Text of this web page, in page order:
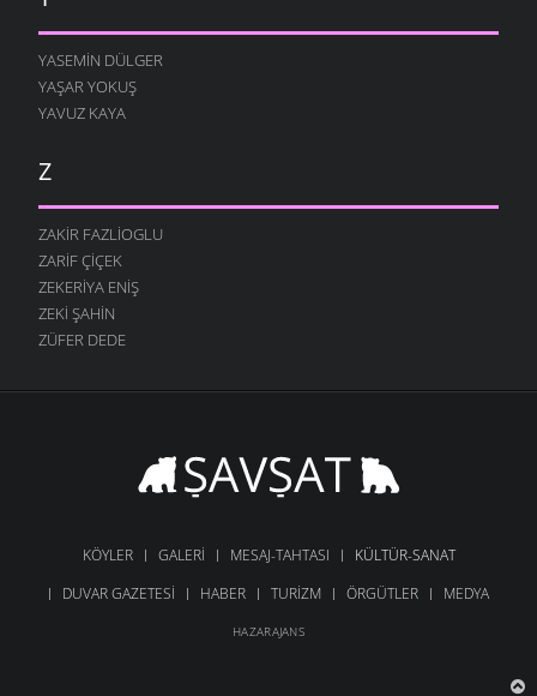
YASEMIN DÜLGER
YAŞAR YOKUŞ
YAVUZ KAYA
Z
ZAKIR FAZLIOGLU
ZARIF ÇIÇEK
ZEKERIYA ENIŞ
ZEKI ŞAHIN
ZÜFER DEDE
KÖYLER GALERI MESAJ-TAHTASI
KÜLTÜR-SANAT
DUVAR GAZETESI
HABER TURIZM ÖRGÜTLER MEDYA
HAZARAJANS